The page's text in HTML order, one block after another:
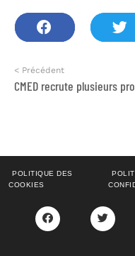
< Précédent
CMED recrute plusieurs
POLITIQUE DES
COOKIES